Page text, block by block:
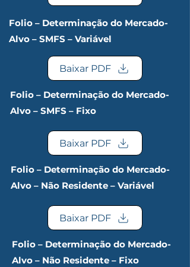
Folio – Determinação do Mercado-
Alvo – SMFS – Variável
Baixar PDF
Folio – Determinação do Mercado-
Alvo – SMFS – Fixo
Baixar PDF
Folio – Determinação do Mercado-
Alvo – Não Residente – Variável
Baixar PDF
Folio – Determinação do Mercado-
Alvo – Não Residente – Fixo